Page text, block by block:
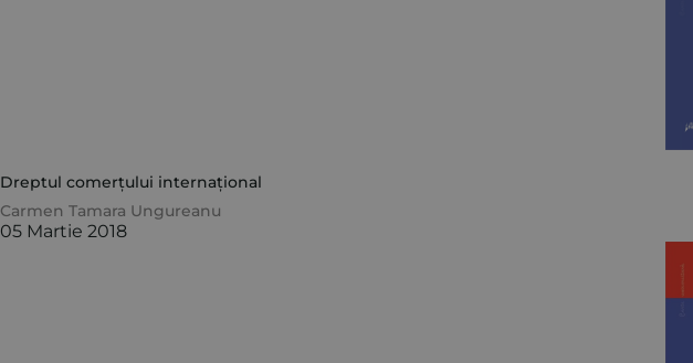
Dreptul comerțului internațional
Carmen Tamara Ungureanu
05 Martie 2018